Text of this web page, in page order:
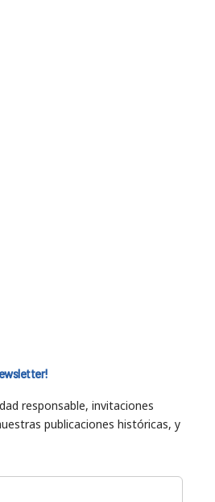
responsable, invitaciones
publicaciones históricas, y